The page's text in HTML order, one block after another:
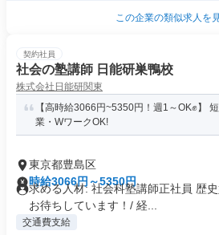
この企業の類似求人を
契約社員
社会の塾講師 日能研巣鴨校
株式会社日能研関東
【高時給3066円~5350円！週1～OK✊】
業・WワークOK!
東京都豊島区
時給3066円～5350円
求める人材: 社会科塾講師正社員 歴
お待ちしています！/ 経...
交通費支給